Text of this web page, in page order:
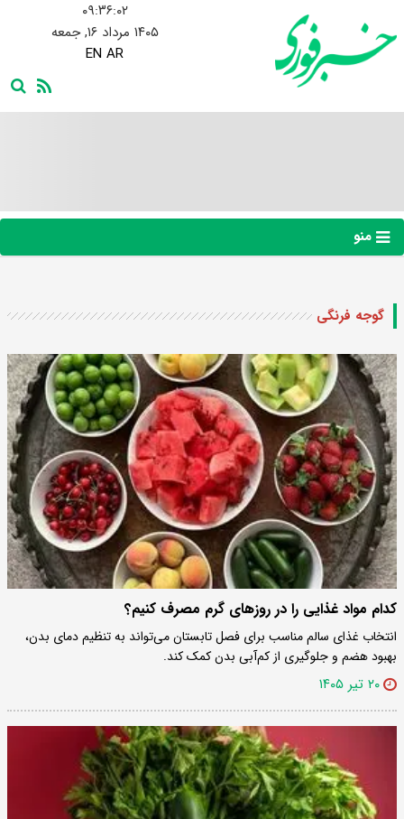
۰۹:۳۶:۰۳
۱۴۰۵ مرداد ۱۶, جمعه
EN AR
منو
گوجه فرنگی
کدام مواد غذایی را در روزهای گرم مصرف کنیم؟
انتخاب غذای سالم مناسب برای فصل تابستان می‌تواند به تنظیم دمای بدن،
بهبود هضم و جلوگیری از کم‌آبی بدن کمک کند.
۲۰ تیر ۱۴۰۵